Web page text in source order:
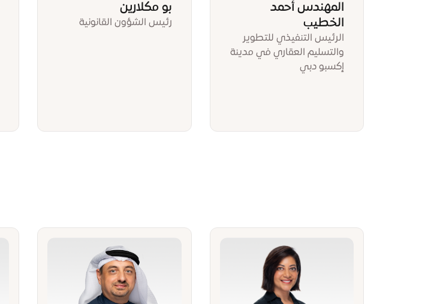
المهندس أحمد
الخطيب
الرئيس التنفيذي للتطوير
والتسليم العقاري في مدينة
إكسبو دبي
بو مكلارين
رئيس الشؤون القانونية